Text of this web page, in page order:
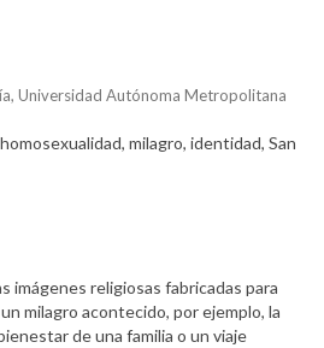
Universidad Autónoma Metropolitana
milagro, identidad, San
imágenes religiosas fabricadas para
milagro acontecido, por ejemplo, la
de una familia o un viaje